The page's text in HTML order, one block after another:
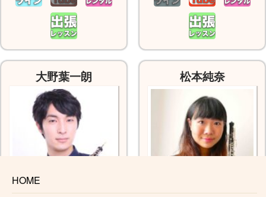
HOME
大野葉一朗 松本純奈